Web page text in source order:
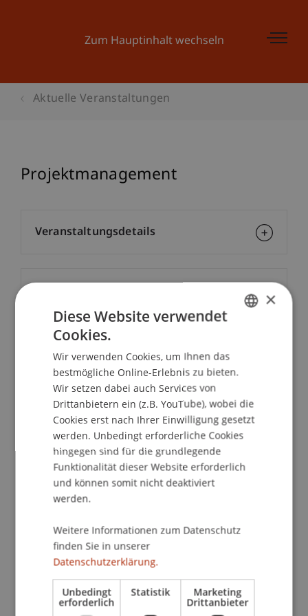
Zum Hauptinhalt wechseln
Aktuelle Veranstaltungen
Projektmanagement
Dozierende/Dozierender:
Dr. rer. pol. Elisabeth Heinemann
School/Professur:
Institut für Wirtschaftsinformatik
Software wird von Menschen für Menschen
gemacht und ist durchaus ein kreativer Prozess.
Doch auch Kreativität muss "in geordneten
Bahnen" ablaufen, um hinsichtlich der Parameter
erfolgreiche Produkte zu produzieren. Hierfür hat
sich Projektmanagement schon seit langem als
probates Mittel bewährt.
Das Seminar vermittelt sowohl erfahrenen
Entwicklern als auch mit der Materie noch nicht
Veranstaltungsdetails
×
Diese Website verwendet
Cookies.
Wir verwenden Cookies, um Ihnen das
bestmögliche Online-Erlebnis zu bieten.
Wir setzen dabei auch Services von
Drittanbietern ein (z.B. YouTube), wobei die
Cookies erst nach Ihrer Einwilligung gesetzt
werden. Unbedingt erforderliche Cookies
hingegen sind für die grundlegende
Funktionalität dieser Website erforderlich
und können somit nicht deaktiviert
werden.
Weitere Informationen zum Datenschutz
finden Sie in unserer
Datenschutzerklärung.
Unbedingt
erforderlich
Statistik Marketing
Drittanbieter